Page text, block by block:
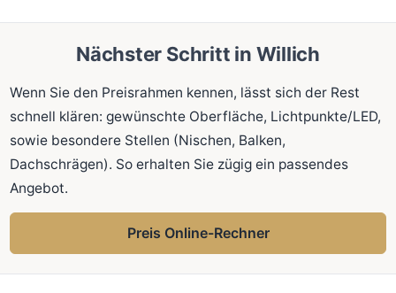
Nächster Schritt in Willich
Wenn Sie den Preisrahmen kennen, lässt sich der Rest
schnell klären: gewünschte Oberfläche, Lichtpunkte/LED,
sowie besondere Stellen (Nischen, Balken,
Dachschrägen). So erhalten Sie zügig ein passendes
Angebot.
Preis Online-Rechner